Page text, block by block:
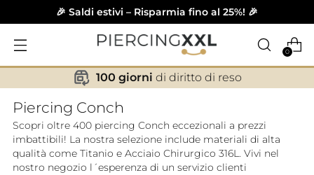
🎉 Saldi estivi – Risparmia fino al 25%! 🎉
0
✕
100 giorni di diritto di reso
Piercing Conch
Scopri oltre 400 piercing Conch eccezionali a prezzi
imbattibili! La nostra selezione include materiali di alta
qualità come Titanio e Acciaio Chirurgico 316L. Vivi nel
nostro negozio l´esperenza di un servizio clienti